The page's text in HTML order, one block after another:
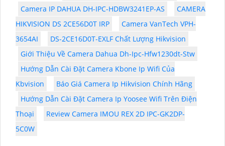
Camera IP DAHUA DH-IPC-HDBW3241EP-AS
CAMERA
HIKVISION DS 2CE56D0T IRP
Camera VanTech VPH-
3654AI
DS-2CE16D0T-EXLF Chất Lượng Hikvision
Giới Thiệu Về Camera Dahua Dh-Ipc-Hfw1230dt-Stw
Hướng Dẫn Cài Đặt Camera Kbone Ip Wifi Của
Kbvision
Báo Giá Camera Ip Hikvision Chính Hãng
Hướng Dẫn Cài Đặt Camera Ip Yoosee Wifi Trên Điện
Thoại
Review Camera IMOU REX 2D IPC-GK2DP-
5C0W